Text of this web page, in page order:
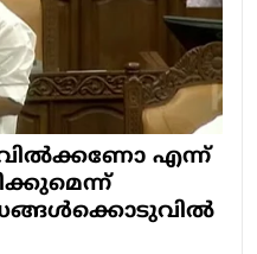
വിൽക്കണോ എന്ന്